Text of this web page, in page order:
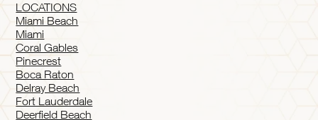
LOCATIONS
Miami Beach
Miami
Coral Gables
Pinecrest
Boca Raton
Delray Beach
Fort Lauderdale
Deerfield Beach